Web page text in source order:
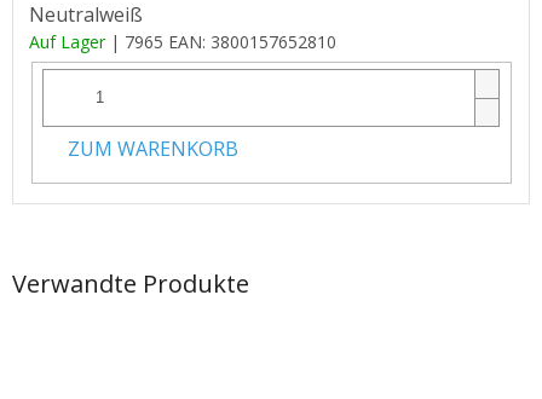
Verwandte Produkte
Neutralweiß
Auf Lager | 7965 EAN: 3800157652810
ZUM WARENKORB